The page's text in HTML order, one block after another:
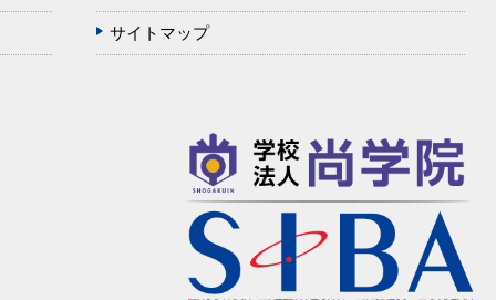
サイトマップ